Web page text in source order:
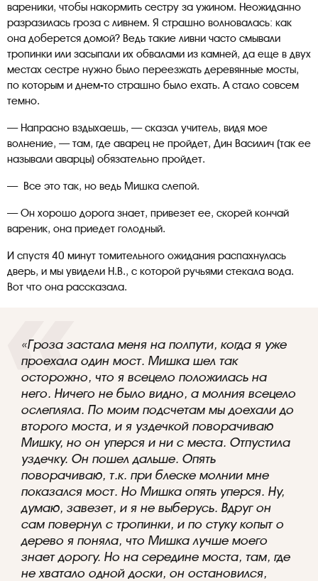
вареники, чтобы накормить сестру за ужином. Неожиданно
разразилась гроза с ливнем. Я страшно волновалась: как
она доберется домой? Ведь такие ливни часто смывали
тропинки или засыпали их обвалами из камней, да еще в двух
местах сестре нужно было переезжать деревянные мосты,
по которым и днем-то страшно было ехать. А стало совсем
темно.
— Напрасно вздыхаешь, — сказал учитель, видя мое
волнение, — там, где аварец не пройдет, Дин Василич (так ее
называли аварцы) обязательно пройдет.
— Все это так, но ведь Мишка слепой.
— Он хорошо дорога знает, привезет ее, скорей кончай
вареник, она приедет голодный.
И спустя 40 минут томительного ожидания распахнулась
дверь, и мы увидели Н.В., с которой ручьями стекала вода.
Вот что она рассказала.
«Гроза застала меня на полпути, когда я уже
проехала один мост. Мишка шел так
осторожно, что я всецело положилась на
него. Ничего не было видно, а молния всецело
ослепляла. По моим подсчетам мы доехали до
второго моста, и я уздечкой поворачиваю
Мишку, но он уперся и ни с места. Отпустила
уздечку. Он пошел дальше. Опять
поворачиваю, т.к. при блеске молнии мне
показался мост. Но Мишка опять уперся. Ну,
думаю, завезет, и я не выберусь. Вдруг он
сам повернул с тропинки, и по стуку копыт о
дерево я поняла, что Мишка лучше моего
знает дорогу. Но на середине моста, там, где
не хватало одной доски, он остановился,